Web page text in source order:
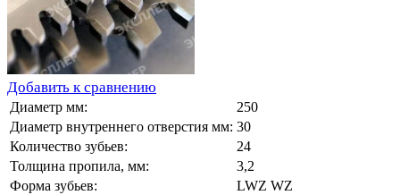
Добавить к сравнению
Диаметр мм:
250
Диаметр внутреннего отверстия мм: 30
Количество зубьев:
24
Толщина пропила, мм:
3,2
Форма зубьев:
LWZ WZ